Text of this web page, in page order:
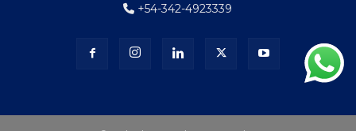
+54-342-4923339